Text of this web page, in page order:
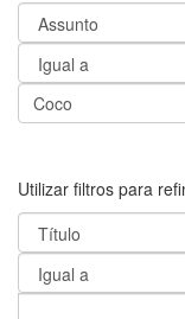
Utilizar filtros para